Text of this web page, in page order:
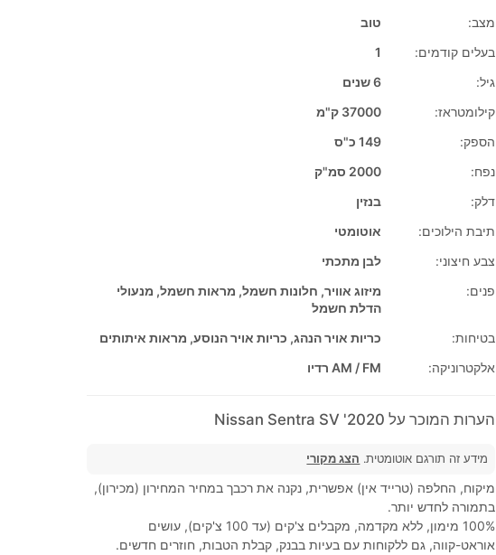
מצב:
טוב
בעלים קודמים:
1
גיל:
6 שנים
קילומטראז:
37000 ק"מ
הספק:
149 כ"ס
נפח:
2000 סמ"ק
דלק:
בנזין
תיבת הילוכים:
אוטומטי
צבע חיצוני:
לבן מתכתי
פנים:
מיזוג אוויר, חלונות חשמל, מראות חשמל, מנעולי
הדלת חשמל
בטיחות:
כריות אויר הנהג, כריות אויר הנוסע, מראות איתותים
אלקטרוניקה:
AM / FM רדיו
הערות המוכר על 2020' Nissan Sentra SV
מידע זה תורגם אוטומטית. הצג מקורי
מיקוח, החלפה (טרייד אין) אפשרית, נקנה את רכבך במחיר המחירון (מכירון),
בתמורה לחדש יותר.
100% מימון, ללא מקדמה, מקבלים צ'קים (עד 100 צ'קים), עושים
אוראט-קווה, גם ללקוחות עם בעיות בבנק, קבלת הטבות, חוזרים חדשים.